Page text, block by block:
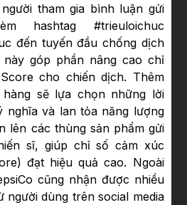
tham gia bình luận gửi
hashtag #trieuloichuc
đến tuyến đầu chống dịch
này góp phần nâng cao chỉ
cho chiến dịch. Thêm
sẽ lựa chọn những lời
nghĩa và lan tỏa năng lượng
lên các thùng sản phẩm gửi
sĩ, giúp chỉ số cảm xúc
đạt hiệu quả cao. Ngoài
cũng nhận được nhiều
người dùng trên social media